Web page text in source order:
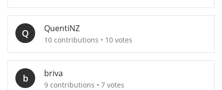
Q QuentiNZ
10 contributions • 10 votes
b briva
9 contributions • 7 votes